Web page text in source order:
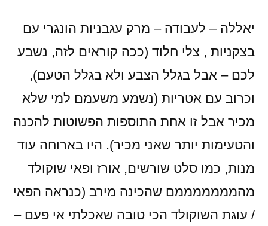
יאללה – לעבודה – מרק עגבניות הונגרי עם
בצקניות , צלי חלוד (ככה קוראים לזה, נשבע
לכם – אבל בגלל הצבע ולא בגלל הטעם),
וכרוב עם אטריות (נשמע משעמם למי שלא
מכיר אבל זו אחת התוספות הפשוטות להכנה
והטעימות יותר שאני מכיר). היו בארוחה עוד
מנות, כמו סלט שורשים, אורז ופאי שוקולד
מהמממממממם שהכינה מירב (כנראה הפאי
/ עוגת השוקולד הכי טובה שאכלתי אי פעם –